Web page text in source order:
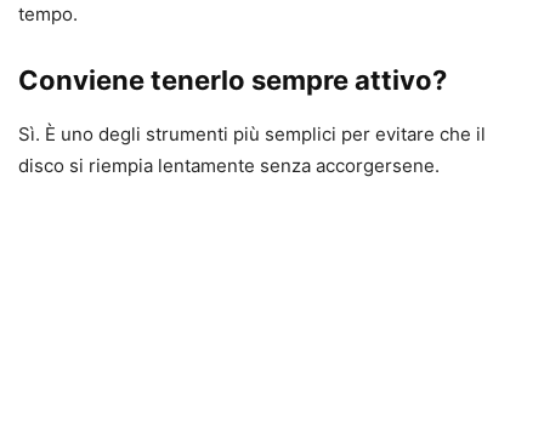
tempo.
Conviene tenerlo sempre attivo?
Sì. È uno degli strumenti più semplici per evitare che il
disco si riempia lentamente senza accorgersene.